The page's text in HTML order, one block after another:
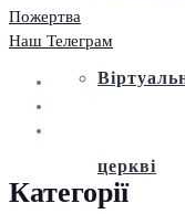
церкві
Пожертва
Наш Телеграм
Категорії